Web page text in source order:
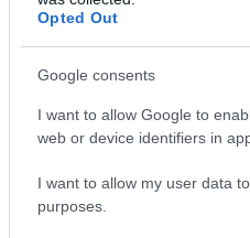
Opted Out
Google consents
I want to allow Google to
web or device identifiers in
I want to allow my user data
purposes.
του σχολείου ο
συμβάλλει στην
ωράριό του ενώ σε
να είναι
Οι εκπαιδευτικές
περσινά επίπεδα,
Εκπαίδευση ενώ τα